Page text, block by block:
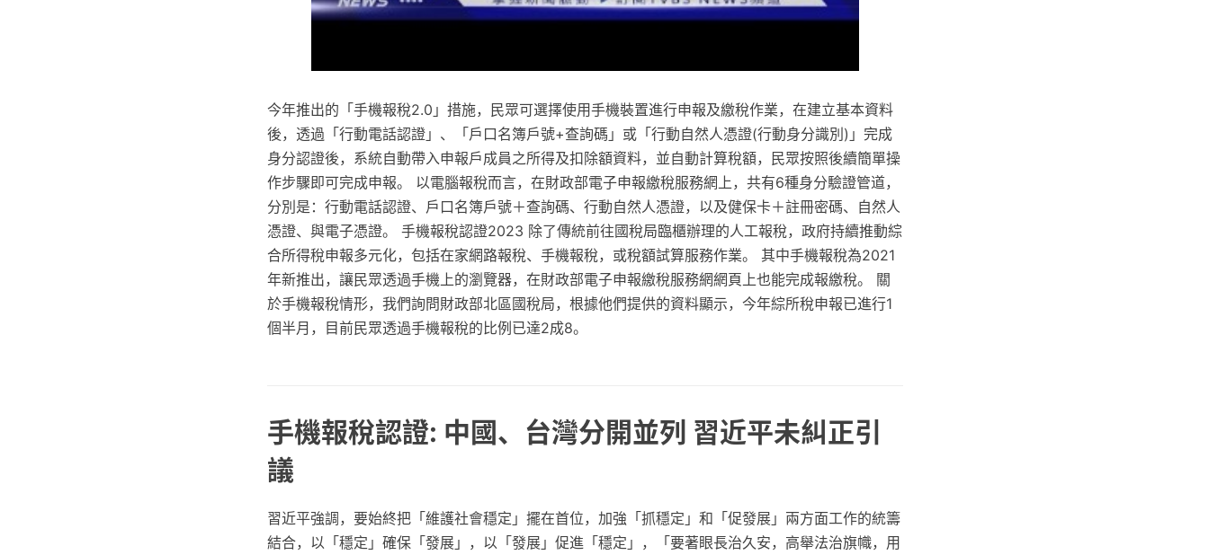
今年推出的「手機報稅2.0」措施，民眾可選擇使用手機裝置進行申報及繳稅作業，在建立基本資料
後，透過「行動電話認證」、「戶口名簿戶號+查詢碼」或「行動自然人憑證(行動身分識別)」完成
身分認證後，系統自動帶入申報戶成員之所得及扣除額資料，並自動計算稅額，民眾按照後續簡單操
作步驟即可完成申報。 以電腦報稅而言，在財政部電子申報繳稅服務網上，共有6種身分驗證管道，
分別是：行動電話認證、戶口名簿戶號＋查詢碼、行動自然人憑證，以及健保卡＋註冊密碼、自然人
憑證、與電子憑證。 手機報稅認證2023 除了傳統前往國稅局臨櫃辦理的人工報稅，政府持續推動綜
合所得稅申報多元化，包括在家網路報稅、手機報稅，或稅額試算服務作業。 其中手機報稅為2021
年新推出，讓民眾透過手機上的瀏覽器，在財政部電子申報繳稅服務網網頁上也能完成報繳稅。 關
於手機報稅情形，我們詢問財政部北區國稅局，根據他們提供的資料顯示，今年綜所稅申報已進行1
個半月，目前民眾透過手機報稅的比例已達2成8。
手機報稅認證: 中國、台灣分開並列 習近平未糾正引
議
習近平強調，要始終把「維護社會穩定」擺在首位，加強「抓穩定」和「促發展」兩方面工作的統籌
結合，以「穩定」確保「發展」，以「發展」促進「穩定」，「要著眼長治久安，高舉法治旗幟，用